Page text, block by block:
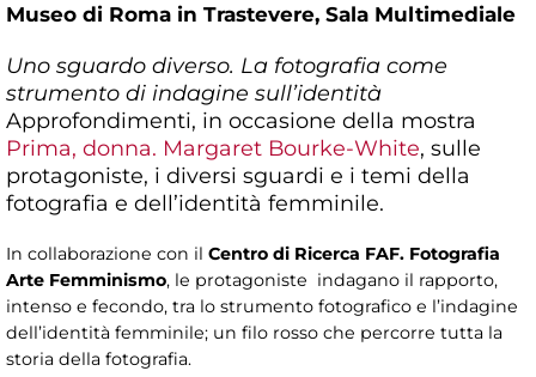
Museo di Roma in Trastevere, Sala Multimediale
Uno sguardo diverso. La fotografia come
strumento di indagine sull’identità
Approfondimenti, in occasione della mostra
Prima, donna. Margaret Bourke-White, sulle
protagoniste, i diversi sguardi e i temi della
fotografia e dell’identità femminile.
In collaborazione con il Centro di Ricerca FAF. Fotografia
Arte Femminismo, le protagoniste indagano il rapporto,
intenso e fecondo, tra lo strumento fotografico e l’indagine
dell’identità femminile; un filo rosso che percorre tutta la
storia della fotografia.